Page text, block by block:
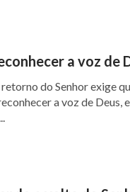
a voz de
do Senhor exige
a voz de Deus,